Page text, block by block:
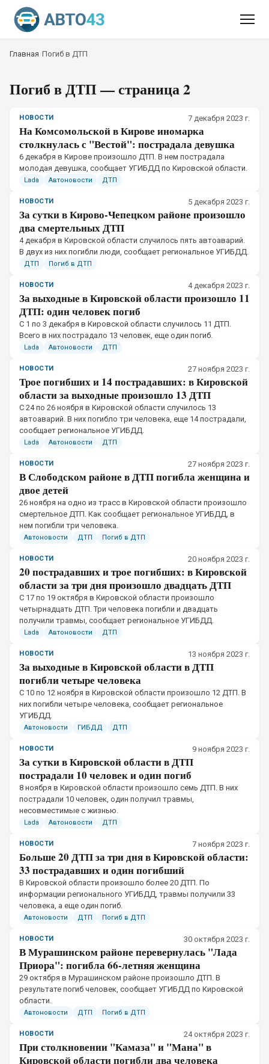
Главная Погиб в ДТП
Погиб в ДТП— страница 2
НОВОСТИ 7 декабря 2023 г.
На Комсомольской в Кирове иномарка
столкнулась с "Вестой": пострадала девушка
6 декабря в Кирове произошло ДТП. В нем пострадала
молодая девушка, сообщает УГИБДД по Кировской области.
Lada Автоновости ДТП
НОВОСТИ 5 декабря 2023 г.
За сутки в Кирово-Чепецком районе произошло
два смертельных ДТП
4 декабря в Кировской области случилось пять автоаварий.
В двух из них погибли люди, сообщает региональное УГИБДД.
ДТП Погиб в ДТП
НОВОСТИ 4 декабря 2023 г.
За выходные в Кировской области произошло 11
ДТП: один человек погиб
С 1 по 3 декабря в Кировской области случилось 11 ДТП.
Всего в них пострадало 13 человек, еще один погиб.
Lada Автоновости ДТП
НОВОСТИ 27 ноября 2023 г.
Трое погибших и 14 пострадавших: в Кировской
области за выходные произошло 13 ДТП
С 24 по 26 ноября в Кировской области случилось 13
автоаварий. В них погибло три человека, еще 14 пострадали,
сообщает региональное УГИБДД.
Lada Автоновости ДТП
НОВОСТИ 27 ноября 2023 г.
В Слободском районе в ДТП погибла женщина и
двое детей
26 ноября на одно из трасс в Кировской области произошло
смертельное ДТП. Как сообщает региональное УГИБДД, в
нем погибли три человека.
Автоновости ДТП Погиб в ДТП
НОВОСТИ 20 ноября 2023 г.
20 пострадавших и трое погибших: в Кировской
области за три дня произошло двадцать ДТП
С 17 по 19 октября в Кировской области произошло
четырнадцать ДТП. Три человека погибли и двадцать
получили травмы, сообщает региональное УГИБДД.
Lada Автоновости ДТП
НОВОСТИ 13 ноября 2023 г.
За выходные в Кировской области в ДТП
погибли четыре человека
С 10 по 12 ноября в Кировской области произошло 12 ДТП. В
них погибли четыре человека, сообщает региональное
УГИБДД.
Автоновости ГИБДД ДТП
НОВОСТИ 9 ноября 2023 г.
За сутки в Кировской области в ДТП
пострадали 10 человек и один погиб
8 ноября в Кировской области произошло семь ДТП. В них
пострадали 10 человек, один получил травмы,
несовместимые с жизнью.
Lada Автоновости ДТП
НОВОСТИ 7 ноября 2023 г.
Больше 20 ДТП за три дня в Кировской области:
33 пострадавших и один погибший
В Кировской области произошло более 20 ДТП. По
информации регионального УГИБДД, травмы получили 33
человека, а еще один погиб.
Автоновости ДТП Погиб в ДТП
НОВОСТИ 30 октября 2023 г.
В Мурашинском районе перевернулась "Лада
Приора": погибла 66-летняя женщина
29 октября в Мурашинском районе произошло ДТП. В
результате погиб человек, сообщает УГИБДД по Кировской
области.
Автоновости ДТП Погиб в ДТП
НОВОСТИ 24 октября 2023 г.
При столкновении "Камаза" и "Мана" в
Кировской области погибли два человека